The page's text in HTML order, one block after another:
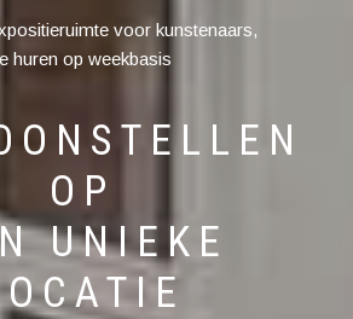
voor kunstenaars,
huren op weekbasis
OP
UNIEKE